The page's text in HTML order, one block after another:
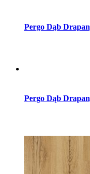
Pergo Dąb
Pergo Dąb